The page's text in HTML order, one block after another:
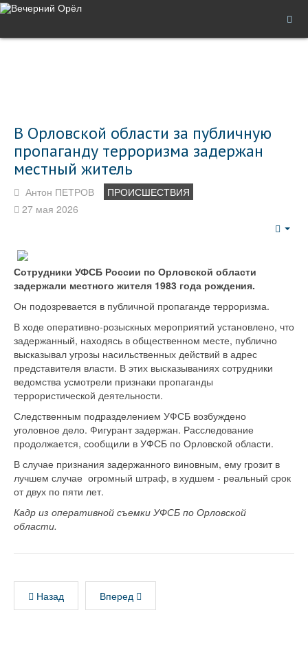
В Орловской области за публичную
пропаганду терроризма задержан
местный житель
Антон ПЕТРОВ
ПРОИСШЕСТВИЯ
27 мая 2026
Сотрудники УФСБ России по Орловской области
задержали местного жителя 1983 года рождения.
Он подозревается в публичной пропаганде терроризма.
В ходе оперативно-розыскных мероприятий установлено, что
задержанный, находясь в общественном месте, публично
высказывал угрозы насильственных действий в адрес
представителя власти. В этих высказываниях сотрудники
ведомства усмотрели признаки пропаганды
террористической деятельности.
Следственным подразделением УФСБ возбуждено
уголовное дело. Фигурант задержан. Расследование
продолжается, сообщили в УФСБ по Орловской области.
В случае признания задержанного виновным, ему грозит в
лучшем случае огромный штраф, в худшем - реальный срок
от двух по пяти лет.
Кадр из оперативной съемки УФСБ по Орловской
области.
Назад Вперед